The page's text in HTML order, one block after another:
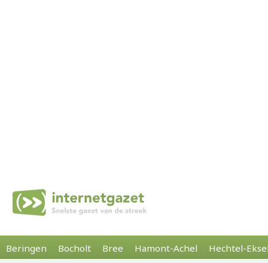
Beringen Bocholt Bree Hamont-Achel Hechtel-